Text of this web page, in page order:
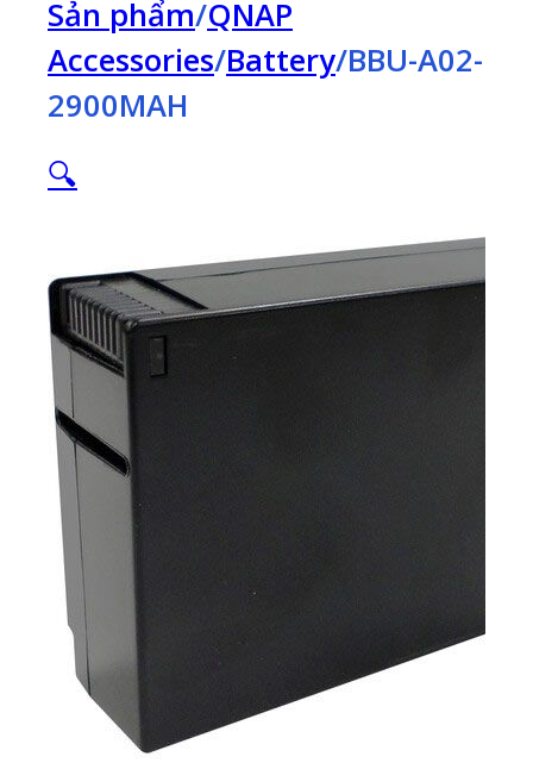
Sản phẩm/QNAP
Accessories/Battery/BBU-A02-
2900MAH
🔍